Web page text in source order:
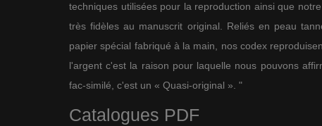
techniques utilisées pour la reproduction ainsi que
très fidèles au manuscrit original. Reliés en peau
papier spécial fabriqué à la main, nos codex
l'argent c'est la raison pour laquelle nous pouvons
fac-similé, c'est un « Quasi-original ». "
Catalogues PDF